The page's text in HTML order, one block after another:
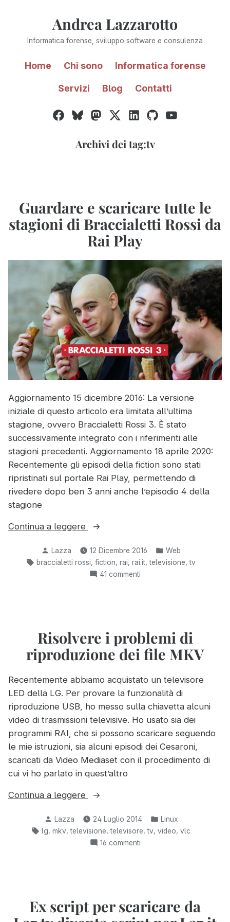
Andrea Lazzarotto
Informatica forense, sviluppo software e consulenza
Home Chi sono Informatica forense
Servizi Blog Contatti
Facebook
BlueskyMastodon
Twitter
X
LinkedInGitHubYouTube
Archivi dei tag:tv
Guardare e scaricare tutte le
stagioni di Braccialetti Rossi da
Rai Play
Aggiornamento 15 dicembre 2016: La versione
iniziale di questo articolo era limitata all’ultima
stagione, ovvero Braccialetti Rossi 3. È stato
successivamente integrato con i riferimenti alle
stagioni precedenti. Aggiornamento 18 aprile 2020:
Recentemente gli episodi della fiction sono stati
ripristinati sul portale Rai Play, permettendo di
rivedere dopo ben 3 anni anche l’episodio 4 della
stagione
Continua a leggere
“Guardare
scaricare
tutte
le
Rossi
da
Rai
Pubblicato
da
Lazza 12 Dicembre 2016
Pubblicato
in:
Web
Tag:
braccialetti rossi fiction rai rai.it ,televisione ,tv
41 commenti
stagioni
di
Rossi
Rai
Play
Risolvere i problemi di
riproduzione dei file MKV
Recentemente abbiamo acquistato un televisore
LED della LG. Per provare la funzionalità di
riproduzione USB, ho messo sulla chiavetta alcuni
video di trasmissioni televisive. Ho usato sia dei
programmi RAI, che si possono scaricare seguendo
le mie istruzioni, sia alcuni episodi dei Cesaroni,
scaricati da Video Mediaset con il procedimento di
cui vi ho parlato in quest’altro
Continua a leggere
“Risolvere
problemi
di
riproduzione
Pubblicato
da
Lazza 24 Luglio 2014
Pubblicato
in:
Linux
Tag:
lg mkv ,televisione ,televisore ,tv video vlc
16 commentisu
riproduzione
dei
Ex script per scaricare da